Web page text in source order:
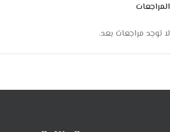
المراجعات
لا توجد مراجعات بعد.